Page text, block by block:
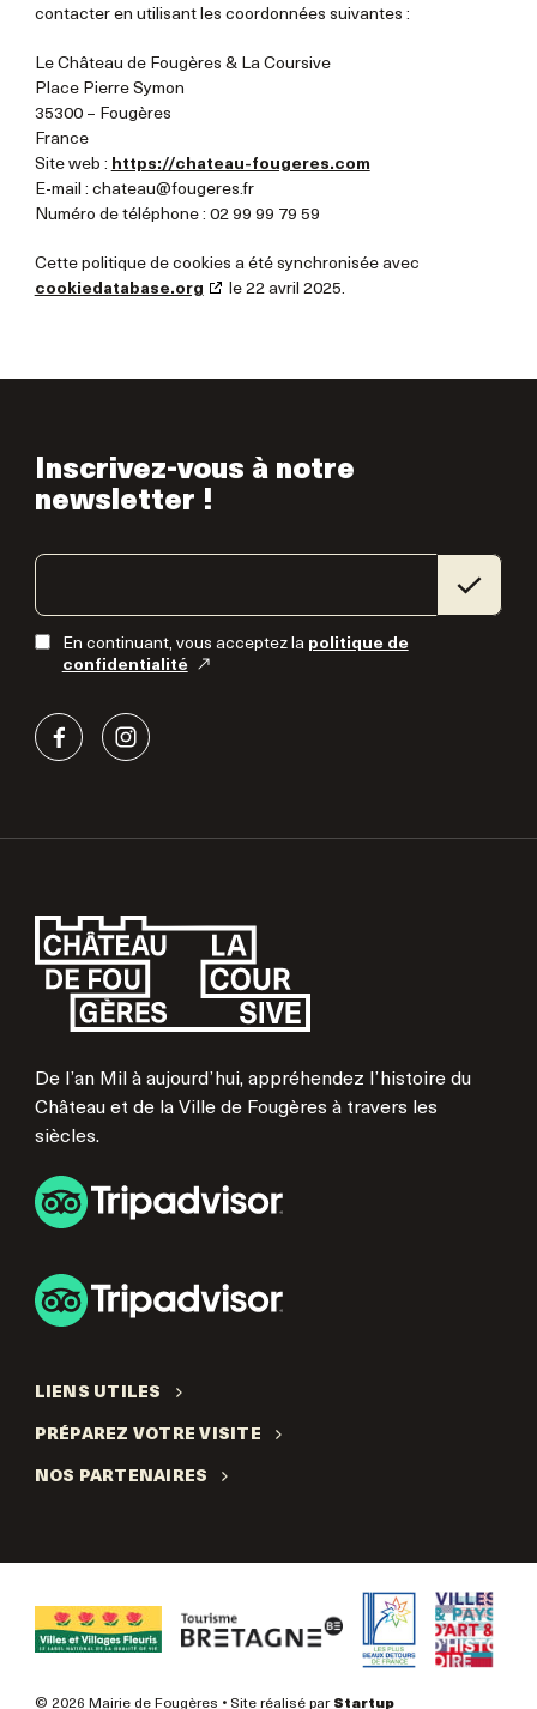
contacter en utilisant les coordonnées suivantes :
Le Château de Fougères & La Coursive
Place Pierre Symon
35300 – Fougères
France
Site web : https://chateau-fougeres.com
E-mail : chateau@fougeres.fr
Numéro de téléphone : 02 99 99 79 59
Cette politique de cookies a été synchronisée avec
cookiedatabase.org
le 22 avril 2025.
Inscrivez-vous à notre
newsletter !
En continuant, vous acceptez la politique de
confidentialité
De l’an Mil à aujourd’hui, appréhendez l’histoire du
Château et de la Ville de Fougères à travers les
siècles.
LIENS UTILES
PRÉPAREZ VOTRE VISITE
NOS PARTENAIRES
© 2026 Mairie de Fougères • Site réalisé par Startup